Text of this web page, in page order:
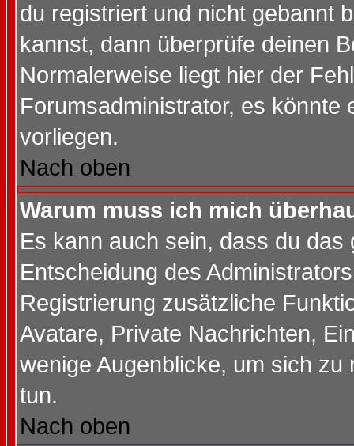
du registriert und nicht gebannt
kannst, dann überprüfe deinen
Normalerweise liegt hier der
Forumsadministrator, es könnte
vorliegen.
Nach oben
Warum muss ich mich
Es kann auch sein, dass du
Entscheidung des
Registrierung zusätzliche
Avatare, Private Nachrichten,
wenige Augenblicke, um sich
tun.
Nach oben